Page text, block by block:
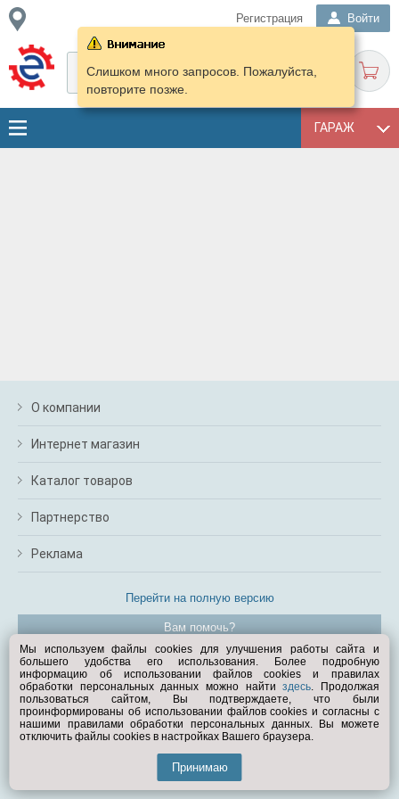
Регистрация Войти
ГАРАЖ
Слишком много запросов. Пожалуйста,
повторите позже.
О компании
Интернет магазин
Каталог товаров
Партнерство
Реклама
Перейти на полную версию
Вам помочь?
© Exist.ru 1998—2026
Мы используем файлы cookies для улучшения работы сайта и
большего удобства его использования. Более подробную
информацию об использовании файлов cookies и правилах
обработки персональных данных можно найтиздесь. Продолжая
пользоваться сайтом, Вы подтверждаете, что были
проинформированы об использовании файлов cookies и согласны с
нашими правилами обработки персональных данных. Вы можете
отключить файлы cookies в настройках Вашего браузера.
Принимаю